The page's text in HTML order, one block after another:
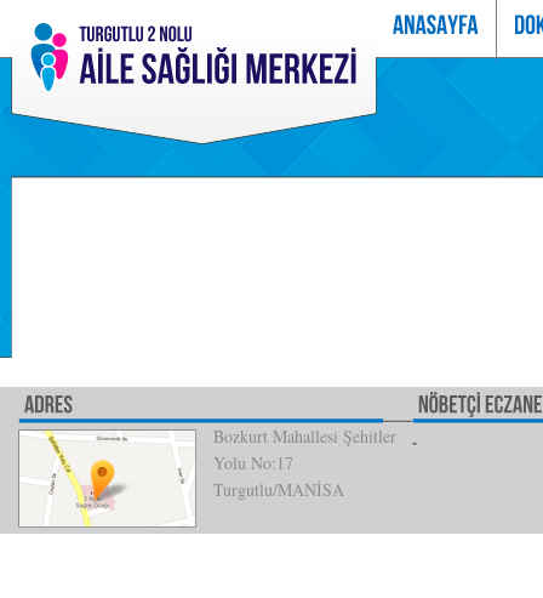
Bozkurt Mahallesi Şehitler
Yolu No:17
Turgutlu/MANİSA